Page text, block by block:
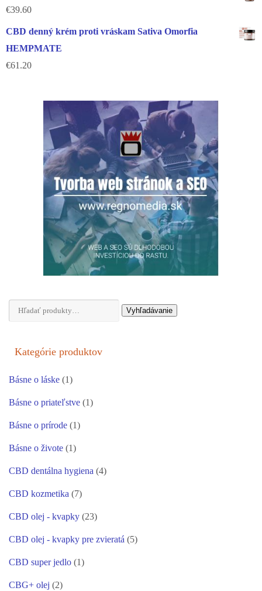
€39.60
CBD denný krém proti vráskam Sativa Omorfia
HEMPMATE
€61.20
Hľadať: Vyhľadávanie
Kategórie produktov
Básne o láske (1)
Básne o priateľstve (1)
Básne o prírode (1)
Básne o živote (1)
CBD dentálna hygiena (4)
CBD kozmetika (7)
CBD olej - kvapky (23)
CBD olej - kvapky pre zvieratá (5)
CBD super jedlo (1)
CBG+ olej (2)